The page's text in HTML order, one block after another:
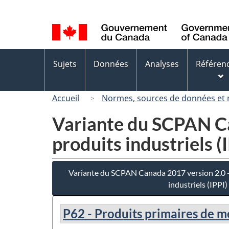
de
la
langue
des
Sujets Données Analyses
Accueil Normes, sources de données et
Variante du SCPAN
produits industriels
Variante du SCPAN Canada 2017 version
industriels (IPPI)
P62 - Produits primaires de